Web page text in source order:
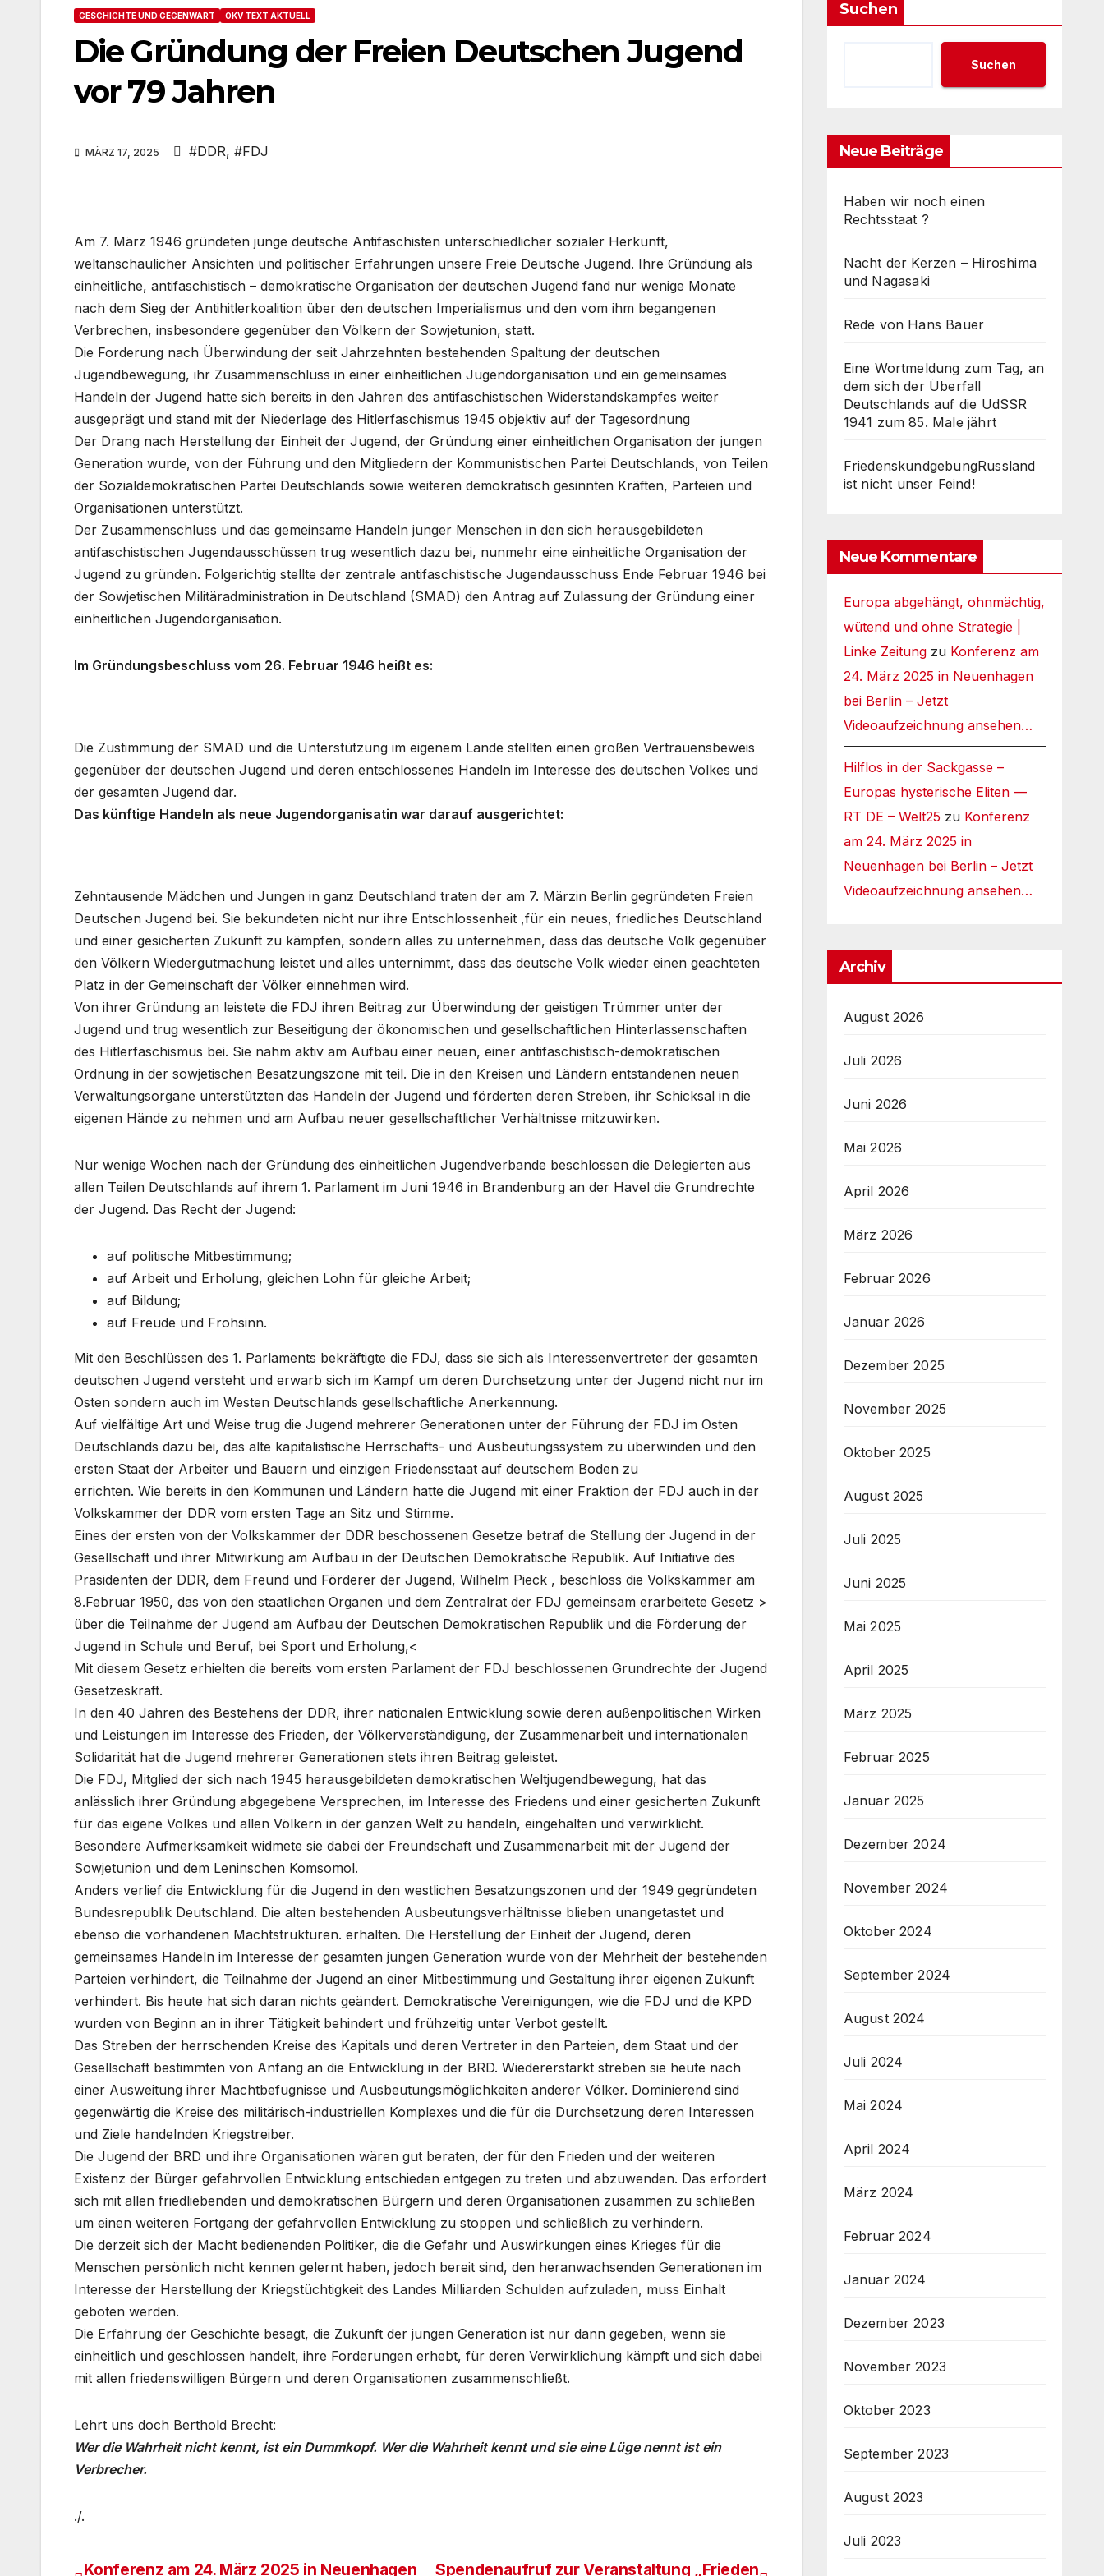
GESCHICHTE UND GEGENWART OKV TEXT AKTUELL
Die Gründung der Freien Deutschen Jugend
vor 79 Jahren
MÄRZ 17, 2025 #DDR, #FDJ
Am 7. März 1946 gründeten junge deutsche Antifaschisten unterschiedlicher sozialer Herkunft,
weltanschaulicher Ansichten und politischer Erfahrungen unsere Freie Deutsche Jugend. Ihre Gründung als
einheitliche, antifaschistisch – demokratische Organisation der deutschen Jugend fand nur wenige Monate
nach dem Sieg der Antihitlerkoalition über den deutschen Imperialismus und den vom ihm begangenen
Verbrechen, insbesondere gegenüber den Völkern der Sowjetunion, statt.
Die Forderung nach Überwindung der seit Jahrzehnten bestehenden Spaltung der deutschen
Jugendbewegung, ihr Zusammenschluss in einer einheitlichen Jugendorganisation und ein gemeinsames
Handeln der Jugend hatte sich bereits in den Jahren des antifaschistischen Widerstandskampfes weiter
ausgeprägt und stand mit der Niederlage des Hitlerfaschismus 1945 objektiv auf der Tagesordnung
Der Drang nach Herstellung der Einheit der Jugend, der Gründung einer einheitlichen Organisation der jungen
Generation wurde, von der Führung und den Mitgliedern der Kommunistischen Partei Deutschlands, von Teilen
der Sozialdemokratischen Partei Deutschlands sowie weiteren demokratisch gesinnten Kräften, Parteien und
Organisationen unterstützt.
Der Zusammenschluss und das gemeinsame Handeln junger Menschen in den sich herausgebildeten
antifaschistischen Jugendausschüssen trug wesentlich dazu bei, nunmehr eine einheitliche Organisation der
Jugend zu gründen. Folgerichtig stellte der zentrale antifaschistische Jugendausschuss Ende Februar 1946 bei
der Sowjetischen Militäradministration in Deutschland (SMAD) den Antrag auf Zulassung der Gründung einer
einheitlichen Jugendorganisation.
Im Gründungsbeschluss vom 26. Februar 1946 heißt es:
Die Zustimmung der SMAD und die Unterstützung im eigenem Lande stellten einen großen Vertrauensbeweis
gegenüber der deutschen Jugend und deren entschlossenes Handeln im Interesse des deutschen Volkes und
der gesamten Jugend dar.
Das künftige Handeln als neue Jugendorganisatin war darauf ausgerichtet:
Zehntausende Mädchen und Jungen in ganz Deutschland traten der am 7. Märzin Berlin gegründeten Freien
Deutschen Jugend bei. Sie bekundeten nicht nur ihre Entschlossenheit ,für ein neues, friedliches Deutschland
und einer gesicherten Zukunft zu kämpfen, sondern alles zu unternehmen, dass das deutsche Volk gegenüber
den Völkern Wiedergutmachung leistet und alles unternimmt, dass das deutsche Volk wieder einen geachteten
Platz in der Gemeinschaft der Völker einnehmen wird.
Von ihrer Gründung an leistete die FDJ ihren Beitrag zur Überwindung der geistigen Trümmer unter der
Jugend und trug wesentlich zur Beseitigung der ökonomischen und gesellschaftlichen Hinterlassenschaften
des Hitlerfaschismus bei. Sie nahm aktiv am Aufbau einer neuen, einer antifaschistisch-demokratischen
Ordnung in der sowjetischen Besatzungszone mit teil. Die in den Kreisen und Ländern entstandenen neuen
Verwaltungsorgane unterstützten das Handeln der Jugend und förderten deren Streben, ihr Schicksal in die
eigenen Hände zu nehmen und am Aufbau neuer gesellschaftlicher Verhältnisse mitzuwirken.
Nur wenige Wochen nach der Gründung des einheitlichen Jugendverbande beschlossen die Delegierten aus
allen Teilen Deutschlands auf ihrem 1. Parlament im Juni 1946 in Brandenburg an der Havel die Grundrechte
der Jugend. Das Recht der Jugend:
auf politische Mitbestimmung;
auf Arbeit und Erholung, gleichen Lohn für gleiche Arbeit;
auf Bildung;
auf Freude und Frohsinn.
Mit den Beschlüssen des 1. Parlaments bekräftigte die FDJ, dass sie sich als Interessenvertreter der gesamten
deutschen Jugend versteht und erwarb sich im Kampf um deren Durchsetzung unter der Jugend nicht nur im
Osten sondern auch im Westen Deutschlands gesellschaftliche Anerkennung.
Auf vielfältige Art und Weise trug die Jugend mehrerer Generationen unter der Führung der FDJ im Osten
Deutschlands dazu bei, das alte kapitalistische Herrschafts- und Ausbeutungssystem zu überwinden und den
ersten Staat der Arbeiter und Bauern und einzigen Friedensstaat auf deutschem Boden zu
errichten. Wie bereits in den Kommunen und Ländern hatte die Jugend mit einer Fraktion der FDJ auch in der
Volkskammer der DDR vom ersten Tage an Sitz und Stimme.
Eines der ersten von der Volkskammer der DDR beschossenen Gesetze betraf die Stellung der Jugend in der
Gesellschaft und ihrer Mitwirkung am Aufbau in der Deutschen Demokratische Republik. Auf Initiative des
Präsidenten der DDR, dem Freund und Förderer der Jugend, Wilhelm Pieck , beschloss die Volkskammer am
8.Februar 1950, das von den staatlichen Organen und dem Zentralrat der FDJ gemeinsam erarbeitete Gesetz >
über die Teilnahme der Jugend am Aufbau der Deutschen Demokratischen Republik und die Förderung der
Jugend in Schule und Beruf, bei Sport und Erholung,<
Mit diesem Gesetz erhielten die bereits vom ersten Parlament der FDJ beschlossenen Grundrechte der Jugend
Gesetzeskraft.
In den 40 Jahren des Bestehens der DDR, ihrer nationalen Entwicklung sowie deren außenpolitischen Wirken
und Leistungen im Interesse des Frieden, der Völkerverständigung, der Zusammenarbeit und internationalen
Solidarität hat die Jugend mehrerer Generationen stets ihren Beitrag geleistet.
Die FDJ, Mitglied der sich nach 1945 herausgebildeten demokratischen Weltjugendbewegung, hat das
anlässlich ihrer Gründung abgegebene Versprechen, im Interesse des Friedens und einer gesicherten Zukunft
für das eigene Volkes und allen Völkern in der ganzen Welt zu handeln, eingehalten und verwirklicht.
Besondere Aufmerksamkeit widmete sie dabei der Freundschaft und Zusammenarbeit mit der Jugend der
Sowjetunion und dem Leninschen Komsomol.
Anders verlief die Entwicklung für die Jugend in den westlichen Besatzungszonen und der 1949 gegründeten
Bundesrepublik Deutschland. Die alten bestehenden Ausbeutungsverhältnisse blieben unangetastet und
ebenso die vorhandenen Machtstrukturen. erhalten. Die Herstellung der Einheit der Jugend, deren
gemeinsames Handeln im Interesse der gesamten jungen Generation wurde von der Mehrheit der bestehenden
Parteien verhindert, die Teilnahme der Jugend an einer Mitbestimmung und Gestaltung ihrer eigenen Zukunft
verhindert. Bis heute hat sich daran nichts geändert. Demokratische Vereinigungen, wie die FDJ und die KPD
wurden von Beginn an in ihrer Tätigkeit behindert und frühzeitig unter Verbot gestellt.
Das Streben der herrschenden Kreise des Kapitals und deren Vertreter in den Parteien, dem Staat und der
Gesellschaft bestimmten von Anfang an die Entwicklung in der BRD. Wiedererstarkt streben sie heute nach
einer Ausweitung ihrer Machtbefugnisse und Ausbeutungsmöglichkeiten anderer Völker. Dominierend sind
gegenwärtig die Kreise des militärisch-industriellen Komplexes und die für die Durchsetzung deren Interessen
und Ziele handelnden Kriegstreiber.
Die Jugend der BRD und ihre Organisationen wären gut beraten, der für den Frieden und der weiteren
Existenz der Bürger gefahrvollen Entwicklung entschieden entgegen zu treten und abzuwenden. Das erfordert
sich mit allen friedliebenden und demokratischen Bürgern und deren Organisationen zusammen zu schließen
um einen weiteren Fortgang der gefahrvollen Entwicklung zu stoppen und schließlich zu verhindern.
Die derzeit sich der Macht bedienenden Politiker, die die Gefahr und Auswirkungen eines Krieges für die
Menschen persönlich nicht kennen gelernt haben, jedoch bereit sind, den heranwachsenden Generationen im
Interesse der Herstellung der Kriegstüchtigkeit des Landes Milliarden Schulden aufzuladen, muss Einhalt
geboten werden.
Die Erfahrung der Geschichte besagt, die Zukunft der jungen Generation ist nur dann gegeben, wenn sie
einheitlich und geschlossen handelt, ihre Forderungen erhebt, für deren Verwirklichung kämpft und sich dabei
mit allen friedenswilligen Bürgern und deren Organisationen zusammenschließt.
Lehrt uns doch Berthold Brecht:
Wer die Wahrheit nicht kennt, ist ein Dummkopf. Wer die Wahrheit kennt und sie eine Lüge nennt ist ein
Verbrecher.
./.
Spendenaufruf zur Veranstaltung „Frieden
Konferenz am 24. März 2025 in Neuenhagen
Suchen
Suchen
Neue Beiträge
Haben wir noch einen
Rechtsstaat ?
Nacht der Kerzen – Hiroshima
und Nagasaki
Rede von Hans Bauer
Eine Wortmeldung zum Tag, an
dem sich der Überfall
Deutschlands auf die UdSSR
1941 zum 85. Male jährt
FriedenskundgebungRussland
ist nicht unser Feind!
Neue Kommentare
Europa abgehängt, ohnmächtig,
wütend und ohne Strategie |
Linke Zeitungzu Konferenz am
24. März 2025 in Neuenhagen
bei Berlin – Jetzt
Videoaufzeichnung ansehen…
Hilflos in der Sackgasse –
Europas hysterische Eliten —
RT DE – Welt25 zu Konferenz
am 24. März 2025 in
Neuenhagen bei Berlin – Jetzt
Videoaufzeichnung ansehen…
Archiv
August 2026
Juli 2026
Juni 2026
Mai 2026
April 2026
März 2026
Februar 2026
Januar 2026
Dezember 2025
November 2025
Oktober 2025
August 2025
Juli 2025
Juni 2025
Mai 2025
April 2025
März 2025
Februar 2025
Januar 2025
Dezember 2024
November 2024
Oktober 2024
September 2024
August 2024
Juli 2024
Mai 2024
April 2024
März 2024
Februar 2024
Januar 2024
Dezember 2023
November 2023
Oktober 2023
September 2023
August 2023
Juli 2023